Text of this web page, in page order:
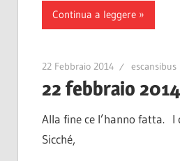
Continua a leggere
22 Febbraio 2014 escansibus
22 febbraio
Alla fine ce l’hanno fatta. I
Sicché,